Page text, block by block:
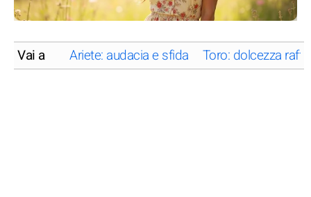
Vai a Ariete: audacia e sfida Toro: dolcezza